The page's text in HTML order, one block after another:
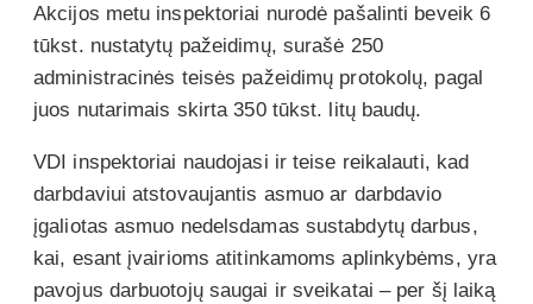
Akcijos metu inspektoriai nurodė pašalinti beveik 6
tūkst. nustatytų pažeidimų, surašė 250
administracinės teisės pažeidimų protokolų, pagal
juos nutarimais skirta 350 tūkst. litų baudų.
VDI inspektoriai naudojasi ir teise reikalauti, kad
darbdaviui atstovaujantis asmuo ar darbdavio
įgaliotas asmuo nedelsdamas sustabdytų darbus,
kai, esant įvairioms atitinkamoms aplinkybėms, yra
pavojus darbuotojų saugai ir sveikatai – per šį laiką